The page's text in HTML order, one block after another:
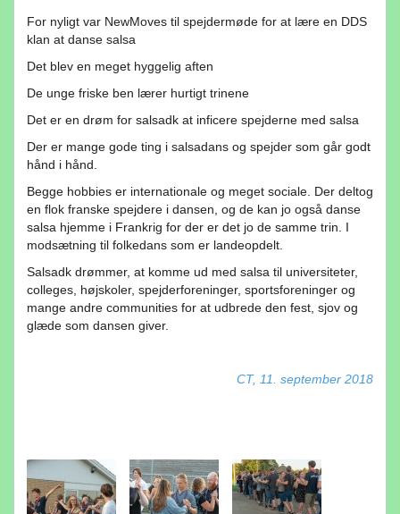
For nyligt var NewMoves til spejdermøde for at lære en DDS
klan at danse salsa
Det blev en meget hyggelig aften
De unge friske ben lærer hurtigt trinene
Det er en drøm for salsadk at inficere spejderne med salsa
Der er mange gode ting i salsadans og spejder som går godt
hånd i hånd.
Begge hobbies er internationale og meget sociale. Der deltog
en flok franske spejdere i dansen, og de kan jo også danse
salsa hjemme i Frankrig for der er det jo de samme trin. I
modsætning til folkedans som er landeopdelt.
Salsadk drømmer, at komme ud med salsa til universiteter,
colleges, højskoler, spejderforeninger, sportsforeninger og
mange andre communities for at udbrede den fest, sjov og
glæde som dansen giver.
CT, 11. september 2018